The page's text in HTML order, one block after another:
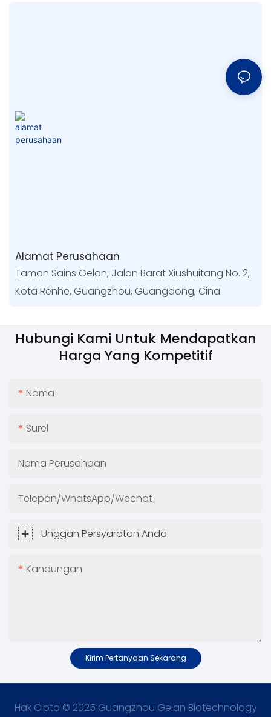
Alamat Perusahaan
Taman Sains Gelan, Jalan Barat Xiushuitang No. 2,
Kota Renhe, Guangzhou, Guangdong, Cina
Hubungi Kami Untuk Mendapatkan
Harga Yang Kompetitif
Nama
Surel
Nama Perusahaan
Telepon/WhatsApp/Wechat
Unggah Persyaratan Anda
Kandungan
Kirim Pertanyaan Sekarang
Hak Cipta © 2025 Guangzhou Gelan Biotechnology